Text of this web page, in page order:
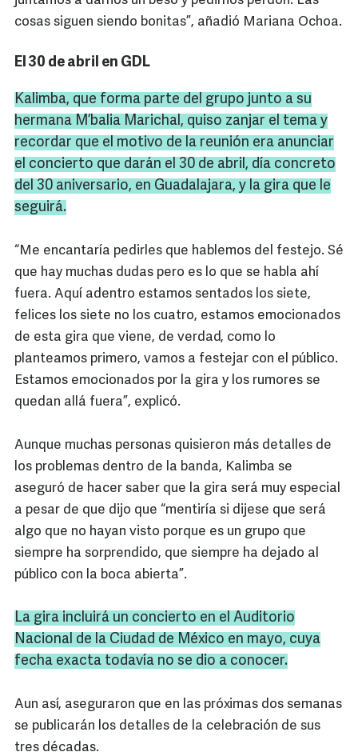
cosas siguen siendo bonitas”, añadió Mariana Ochoa.
El 30 de abril en GDL
Kalimba, que forma parte del grupo junto a su
hermana M’balia Marichal, quiso zanjar el tema y
recordar que el motivo de la reunión era anunciar
el concierto que darán el 30 de abril, día concreto
del 30 aniversario, en Guadalajara, y la gira que le
seguirá.
“Me encantaría pedirles que hablemos del festejo. Sé
que hay muchas dudas pero es lo que se habla ahí
fuera. Aquí adentro estamos sentados los siete,
felices los siete no los cuatro, estamos emocionados
de esta gira que viene, de verdad, como lo
planteamos primero, vamos a festejar con el público.
Estamos emocionados por la gira y los rumores se
quedan allá fuera”, explicó.
Aunque muchas personas quisieron más detalles de
los problemas dentro de la banda, Kalimba se
aseguró de hacer saber que la gira será muy especial
a pesar de que dijo que “mentiría si dijese que será
algo que no hayan visto porque es un grupo que
siempre ha sorprendido, que siempre ha dejado al
público con la boca abierta”.
La gira incluirá un concierto en el Auditorio
Nacional de la Ciudad de México en mayo, cuya
fecha exacta todavía no se dio a conocer.
Aun así, aseguraron que en las próximas dos semanas
se publicarán los detalles de la celebración de sus
tres décadas.